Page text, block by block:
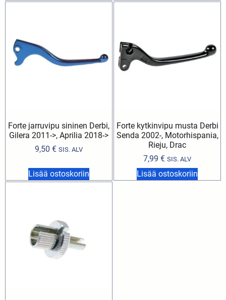
Forte jarruvipu sininen Derbi,
Gilera 2011->, Aprilia 2018->
9,50 € SIS. ALV
Lisää ostoskoriin
Forte kytkinvipu musta Derbi
Senda 2002-, Motorhispania,
Rieju, Drac
7,99 € SIS. ALV
Lisää ostoskoriin